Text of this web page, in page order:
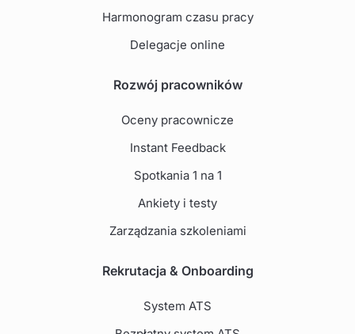
Harmonogram czasu pracy
Delegacje online
Rozwój pracowników
Oceny pracownicze
Instant Feedback
Spotkania 1 na 1
Ankiety i testy
Zarządzania szkoleniami
Rekrutacja & Onboarding
System ATS